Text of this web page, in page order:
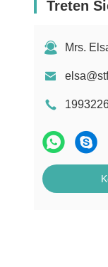
Treten Sie
Mrs.